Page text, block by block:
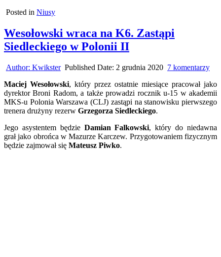
Posted in Niusy
Wesołowski wraca na K6. Zastąpi
Siedleckiego w Polonii II
Author: Kwikster Published Date: 2 grudnia 2020 7 komentarzydo
na
K6.
w
Maciej Wesołowski, który przez ostatnie miesiące pracował jako
dyrektor Broni Radom, a także prowadzi rocznik u-15 w akademii
MKS-u Polonia Warszawa (CLJ) zastąpi na stanowisku pierwszego
trenera drużyny rezerw Grzegorza Siedleckiego.
Jego asystentem będzie Damian Falkowski, który do niedawna
grał jako obrońca w Mazurze Karczew. Przygotowaniem fizycznym
będzie zajmował się Mateusz Piwko.